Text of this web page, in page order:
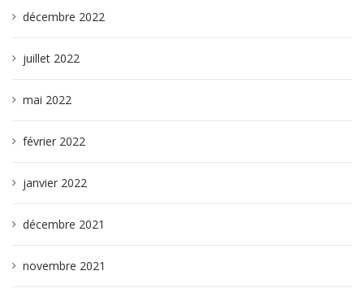
décembre 2022
juillet 2022
mai 2022
février 2022
janvier 2022
décembre 2021
novembre 2021